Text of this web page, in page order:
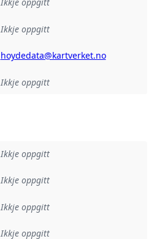
Ikkje oppgitt
Ikkje oppgitt
hoydedata@kartverket.no
Ikkje oppgitt
Ikkje oppgitt
:
Ikkje oppgitt
Ikkje oppgitt
:
Ikkje oppgitt